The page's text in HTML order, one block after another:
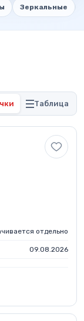
Зеркальные
Таблица
отдельно
09.08.2026